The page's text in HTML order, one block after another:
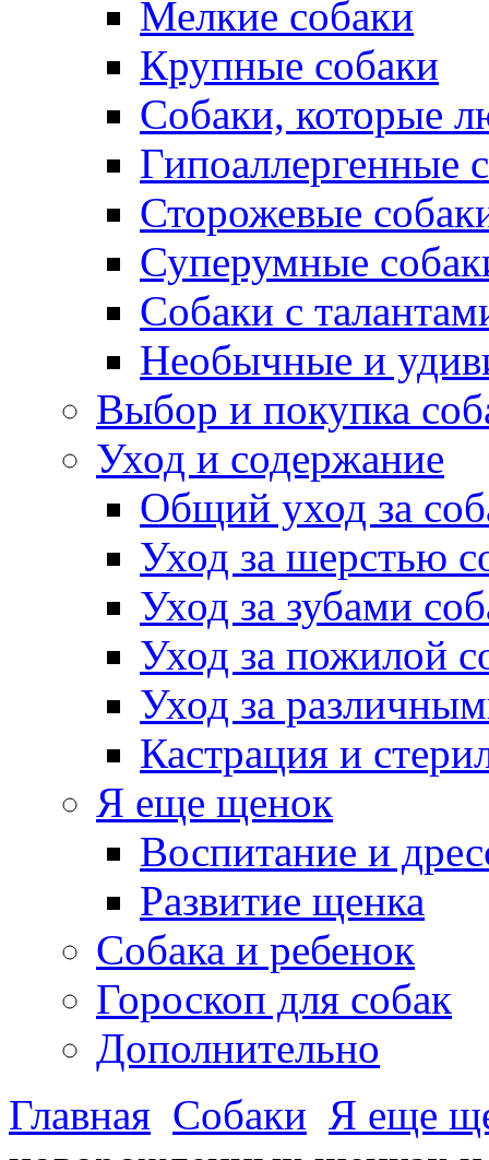
Мелкие собаки
Крупные собаки
Собаки, которые
Гипоаллергенные
Сторожевые
Суперумные
Собаки с
Необычные и
Выбор и покупка
Уход и содержание
Общий уход за
Уход за шерстью
Уход за зубами
Уход за пожилой
Уход за
Кастрация и
Я еще щенок
Воспитание и
Развитие щенка
Собака и ребенок
Гороскоп для собак
Дополнительно
Главная Собаки Я еще